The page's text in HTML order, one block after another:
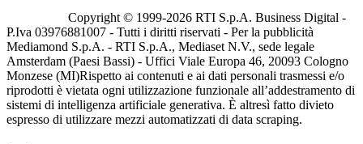
Copyright © 1999-2026 RTI S.p.A. Business Digital -
P.Iva 03976881007 - Tutti i diritti riservati - Per la pubblicità
Mediamond S.p.A. - RTI S.p.A., Mediaset N.V., sede legale
Amsterdam (Paesi Bassi) - Uffici Viale Europa 46, 20093 Cologno
Monzese (MI)Rispetto ai contenuti e ai dati personali trasmessi e/o
riprodotti è vietata ogni utilizzazione funzionale all’addestramento di
sistemi di intelligenza artificiale generativa. È altresì fatto divieto
espresso di utilizzare mezzi automatizzati di data scraping.